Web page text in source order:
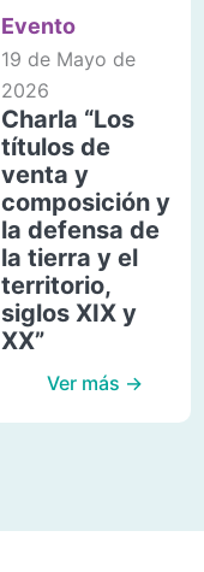
Evento
19 de Mayo de
2026
Charla “Los
títulos de
venta y
composición y
la defensa de
la tierra y el
territorio,
siglos XIX y
XX”
Ver más →